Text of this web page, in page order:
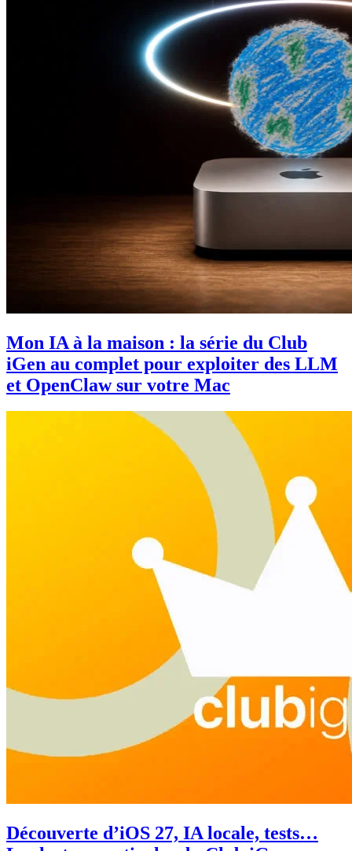
Mon IA à la maison : la série du Club
iGen au complet pour exploiter des LLM
et OpenClaw sur votre Mac
Découverte d’iOS 27, IA locale, tests…